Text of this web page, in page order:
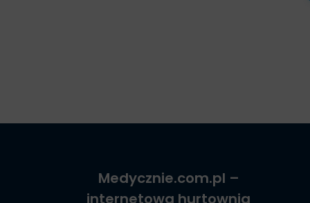
Medycznie.com.pl –
internetowa hurtownia